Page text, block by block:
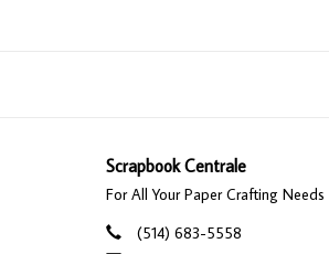
Scrapbook Centrale
For All Your Paper Crafting Needs
(514) 683-5558